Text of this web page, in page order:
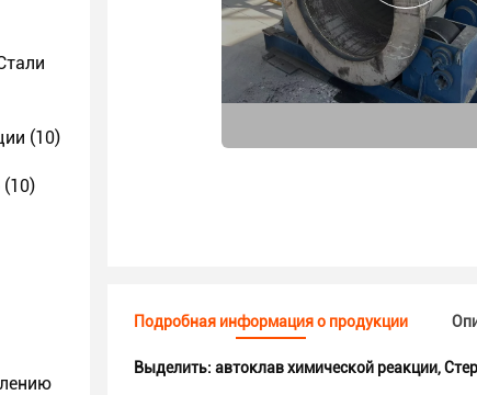
(10)
(10)
Подробная информация о продукции
Выделить: автоклав химической реакции,